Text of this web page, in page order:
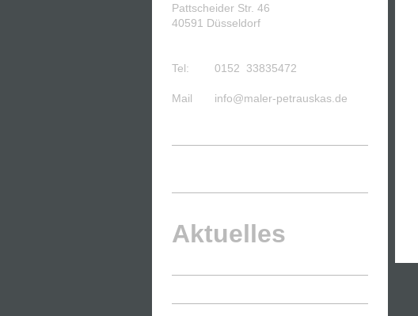
Pattscheider Str. 46
40591 Düsseldorf
Tel: 0152 33835472
Mail info@maler-petrauskas.de
Aktuelles